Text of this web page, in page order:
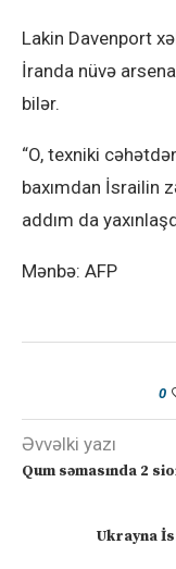
Lakin Davenport
İranda nüvə
bilər.
“O, texniki
baxımdan İsrailin
addım da
Mənbə: AFP
0
Əvvəlki yazı
Qum səmasında 2
Ukrayna